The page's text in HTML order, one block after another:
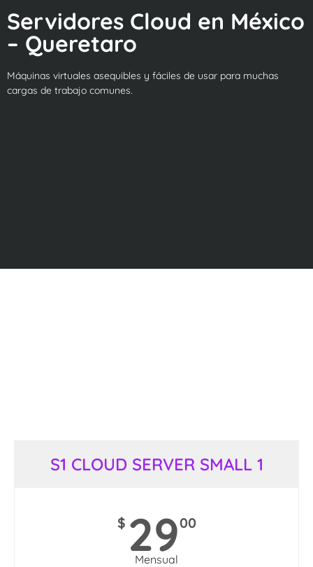
Servidores Cloud en México
– Queretaro
Máquinas virtuales asequibles y fáciles de usar para muchas
cargas de trabajo comunes.
S1 CLOUD SERVER SMALL 1
$ 2900
Mensual